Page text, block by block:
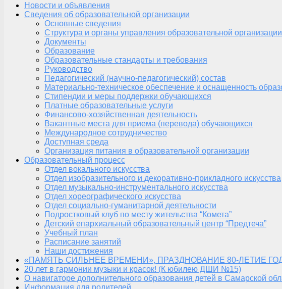
Новости и объявления
Сведения об образовательной организации
Основные сведения
Структура и органы управления образовательной организации
Документы
Образование
Образовательные стандарты и требования
Руководство
Педагогический (научно-педагогический) состав
Материально-техническое обеспечение и оснащенность
Стипендии и меры поддержки обучающихся
Платные образовательные услуги
Финансово-хозяйственная деятельность
Вакантные места для приема (перевода) обучающихся
Международное сотрудничество
Доступная среда
Организация питания в образовательной организации
Образовательный процесс
Отдел вокального искусства
Отдел изобразительного и декоративно-прикладного искусства
Отдел музыкально-инструментального искусства
Отдел хореографического искусства
Отдел социально-гуманитарной деятельности
Подростковый клуб по месту жительства “Комета”
Детский епархиальный образовательный центр “Предтеча”
Учебный план
Расписание занятий
Наши достижения
«ПАМЯТЬ СИЛЬНЕЕ ВРЕМЕНИ», ПРАЗДНОВАНИЕ 80-ЛЕТИЕ
20 лет в гармонии музыки и красок! (К юбилею ДШИ №15)
О навигаторе дополнительного образования детей в Самарской
Информация для родителей